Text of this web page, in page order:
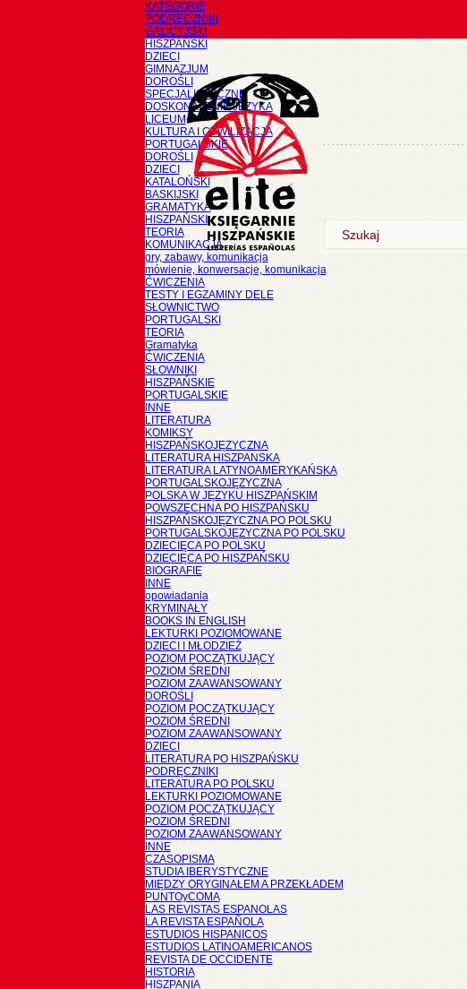
KATEGORIE
PODRĘCZNIKI
GALICYJSKI
HISZPAŃSKI
DZIECI
GIMNAZJUM
DOROŚLI
SPECJALISTYCZNE
DOSKONALENIE JĘZYKA
LICEUM
KULTURA I CYWILIZACJA
PORTUGALSKIE
DOROŚLI
DZIECI
KATALOŃSKI
BASKIJSKI
GRAMATYKA
HISZPAŃSKI
TEORIA
KOMUNIKACJA
gry, zabawy, komunikacja
mówienie, konwersacje, komunikacja
ĆWICZENIA
TESTY I EGZAMINY DELE
SŁOWNICTWO
PORTUGALSKI
TEORIA
Gramatyka
ĆWICZENIA
SŁOWNIKI
HISZPAŃSKIE
PORTUGALSKIE
INNE
LITERATURA
KOMIKSY
HISZPAŃSKOJĘZYCZNA
LITERATURA HISZPANSKA
LITERATURA LATYNOAMERYKAŃSKA
PORTUGALSKOJĘZYCZNA
POLSKA W JĘZYKU HISZPAŃSKIM
POWSZECHNA PO HISZPAŃSKU
HISZPAŃSKOJĘZYCZNA PO POLSKU
PORTUGALSKOJĘZYCZNA PO POLSKU
DZIECIĘCA PO POLSKU
DZIECIĘCA PO HISZPAŃSKU
BIOGRAFIE
INNE
opowiadania
KRYMINAŁY
BOOKS IN ENGLISH
LEKTURKI POZIOMOWANE
DZIECI I MŁODZIEŻ
POZIOM POCZĄTKUJĄCY
POZIOM ŚREDNI
POZIOM ZAAWANSOWANY
DOROŚLI
POZIOM POCZĄTKUJĄCY
POZIOM ŚREDNI
POZIOM ZAAWANSOWANY
DZIECI
LITERATURA PO HISZPAŃSKU
PODRĘCZNIKI
LITERATURA PO POLSKU
LEKTURKI POZIOMOWANE
POZIOM POCZĄTKUJĄCY
POZIOM ŚREDNI
POZIOM ZAAWANSOWANY
INNE
CZASOPISMA
STUDIA IBERYSTYCZNE
MIĘDZY ORYGINAŁEM A PRZEKŁADEM
PUNTOyCOMA
LAS REVISTAS ESPANOLAS
LA REVISTA ESPAÑOLA
ESTUDIOS HISPANICOS
ESTUDIOS LATINOAMERICANOS
REVISTA DE OCCIDENTE
HISTORIA
HISZPANIA